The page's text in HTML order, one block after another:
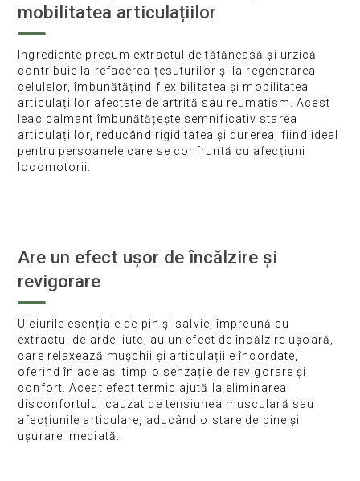
mobilitatea articulațiilor
Ingrediente precum extractul de tătăneasă și urzică
contribuie la refacerea țesuturilor și la regenerarea
celulelor, îmbunătățind flexibilitatea și mobilitatea
articulațiilor afectate de artrită sau reumatism. Acest
leac calmant îmbunătățește semnificativ starea
articulațiilor, reducând rigiditatea și durerea, fiind ideal
pentru persoanele care se confruntă cu afecțiuni
locomotorii.
Are un efect ușor de încălzire și
revigorare
Uleiurile esențiale de pin și salvie, împreună cu
extractul de ardei iute, au un efect de încălzire ușoară,
care relaxează mușchii și articulațiile încordate,
oferind în același timp o senzație de revigorare și
confort. Acest efect termic ajută la eliminarea
disconfortului cauzat de tensiunea musculară sau
afecțiunile articulare, aducând o stare de bine și
ușurare imediată.